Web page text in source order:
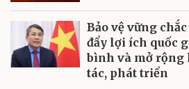
Bảo vệ vững
đẩy lợi ích quốc
bình và mở
tác, phát triển